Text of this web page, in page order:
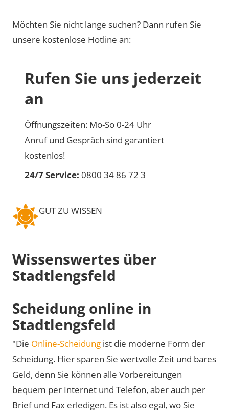
Möchten Sie nicht lange suchen? Dann rufen Sie
unsere kostenlose Hotline an:
Rufen Sie uns jederzeit
an
Öffnungszeiten: Mo-So 0-24 Uhr
Anruf und Gespräch sind garantiert
kostenlos!
24/7 Service: 0800 34 86 72 3
GUT ZU WISSEN
Wissenswertes über
Stadtlengsfeld
Scheidung online in
Stadtlengsfeld
"Die Online-Scheidung ist die moderne Form der
Scheidung. Hier sparen Sie wertvolle Zeit und bares
Geld, denn Sie können alle Vorbereitungen
bequem per Internet und Telefon, aber auch per
Brief und Fax erledigen. Es ist also egal, wo Sie